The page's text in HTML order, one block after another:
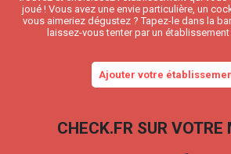
joué ! Vous avez une envie particulière, un
vous aimeriez dégustez ? Tapez-le dans la
laissez-vous tenter par un
Ajouter votre
CHECK.FR SUR VOTRE